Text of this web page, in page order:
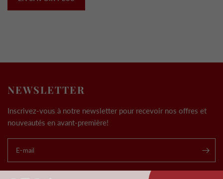
NEWSLETTER
Inscrivez-vous à notre newsletter pour recevoir nos offres et
nouveautés en avant-première!
E-mail